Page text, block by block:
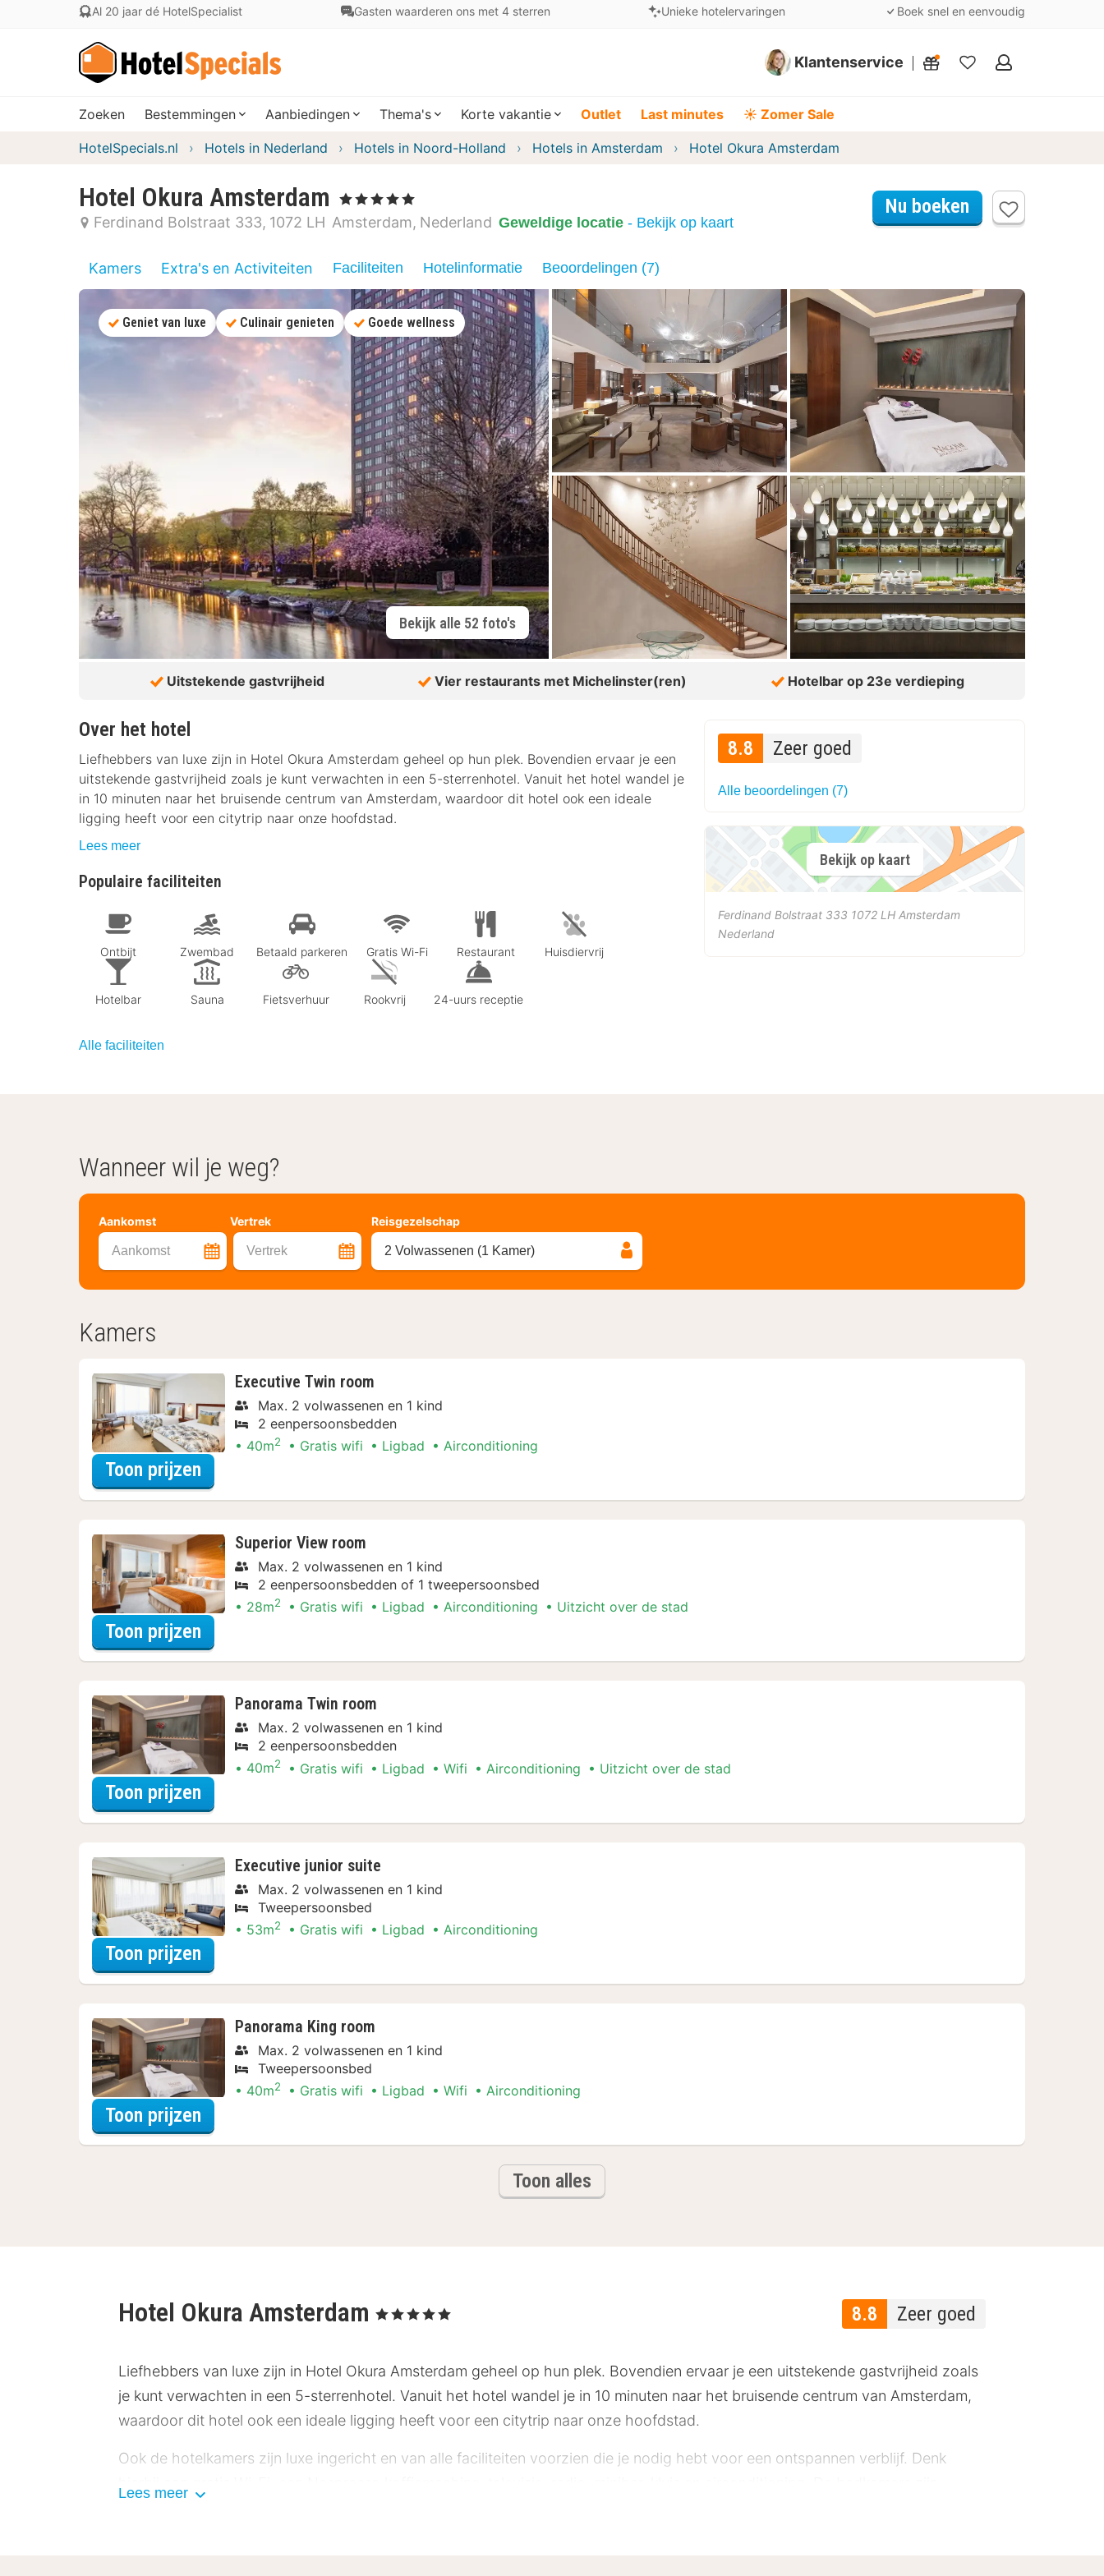
Al 20 jaar dé HotelSpecialist Gasten waarderen ons met 4 sterren Unieke hotelervaringen Boek snel en eenvoudig
Klantenservice
Mijn
Zoeken Bestemmingen Aanbiedingen Thema's Korte vakantie Outlet Last minutes ☀️ Zomer Sale
HotelSpecials.nl Hotels in Nederland Hotels in Noord-Holland Hotels in Amsterdam Hotel Okura Amsterdam
Hotel Okura Amsterdam , 5 Sterren
Ferdinand Bolstraat 333 1072 LH Amsterdam Nederland Geweldige locatie - Bekijk op kaart
Nu boeken
Kamers Extra's en Activiteiten Faciliteiten Hotelinformatie Beoordelingen (7)
Bekijk alle 52 foto's
Geniet van luxe Culinair genieten Goede wellness
Uitstekende gastvrijheid Vier restaurants met Michelinster(ren) Hotelbar op 23e verdieping
Over het hotel
Liefhebbers van luxe zijn in Hotel Okura Amsterdam geheel op hun plek. Bovendien ervaar je een
uitstekende gastvrijheid zoals je kunt verwachten in een 5-sterrenhotel. Vanuit het hotel wandel je
in 10 minuten naar het bruisende centrum van Amsterdam, waardoor dit hotel ook een ideale
ligging heeft voor een citytrip naar onze hoofdstad.
Lees meer
Populaire faciliteiten
Ontbijt Zwembad Betaald parkeren Gratis Wi-Fi Restaurant Huisdiervrij
Hotelbar Sauna Fietsverhuur Rookvrij 24-uurs receptie
Alle faciliteiten
8.8 Zeer goed
Alle beoordelingen (7)
Bekijk op kaart
Ferdinand Bolstraat 333 1072 LH Amsterdam
Nederland
Wanneer wil je weg?
Aankomst Vertrek
Aankomst Vertrek
Reisgezelschap
2 Volwassenen (1 Kamer)
Kamers
Executive Twin room
Max. 2 volwassenen en 1 kind
2 eenpersoonsbedden
40m2 Gratis wifi Ligbad Airconditioning
Toon prijzen
Superior View room
Max. 2 volwassenen en 1 kind
2 eenpersoonsbedden of 1 tweepersoonsbed
28m2 Gratis wifi Ligbad Airconditioning Uitzicht over de stad
Toon prijzen
Panorama Twin room
Max. 2 volwassenen en 1 kind
2 eenpersoonsbedden
40m2 Gratis wifi Ligbad Wifi Airconditioning Uitzicht over de stad
Toon prijzen
Executive junior suite
Max. 2 volwassenen en 1 kind
Tweepersoonsbed
53m2 Gratis wifi Ligbad Airconditioning
Toon prijzen
Panorama King room
Max. 2 volwassenen en 1 kind
Tweepersoonsbed
40m2 Gratis wifi Ligbad Wifi Airconditioning
Toon prijzen
Toon alles
8.8 Zeer goed
Hotel Okura Amsterdam , 5 Sterren
Liefhebbers van luxe zijn in Hotel Okura Amsterdam geheel op hun plek. Bovendien ervaar je een uitstekende gastvrijheid zoals
je kunt verwachten in een 5-sterrenhotel. Vanuit het hotel wandel je in 10 minuten naar het bruisende centrum van Amsterdam,
waardoor dit hotel ook een ideale ligging heeft voor een citytrip naar onze hoofdstad.
Ook de hotelkamers zijn luxe ingericht en van alle faciliteiten voorzien die je nodig hebt voor een ontspannen verblijf. Denk
Lees meer